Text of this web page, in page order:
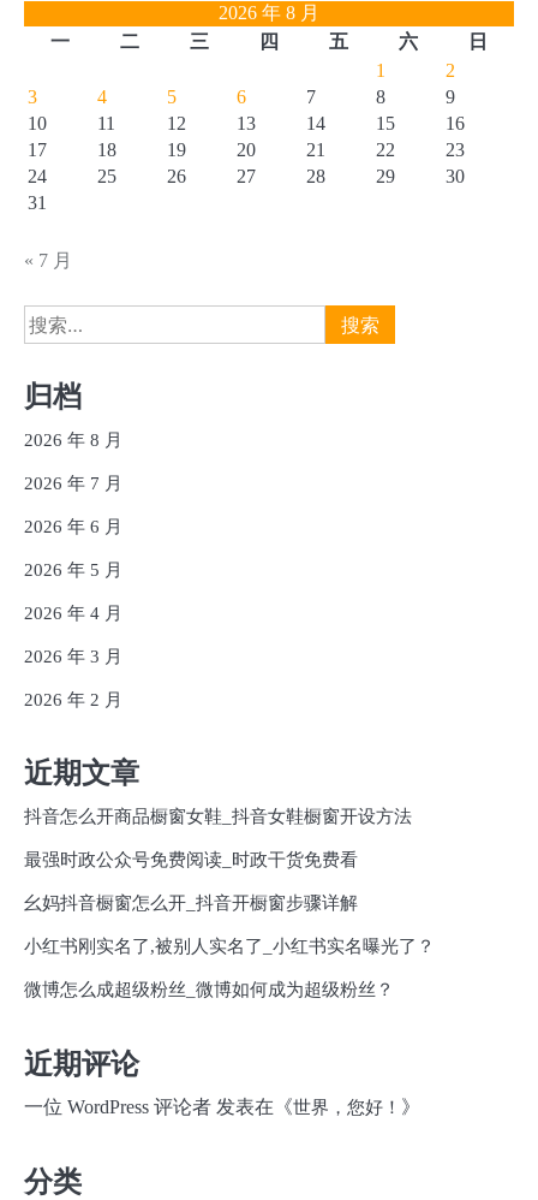
2026 年 8 月
一
二 三 四 五 六
日
1
2
3
4 5 6 7 8
9
10
11 12 13 14 15
16
17
18 19 20 21 22
23
24
25 26 27 28 29
30
31
« 7 月
搜
索：
归档
2026 年 8 月
2026 年 7 月
2026 年 6 月
2026 年 5 月
2026 年 4 月
2026 年 3 月
2026 年 2 月
近期文章
抖音怎么开商品橱窗女鞋_抖音女鞋橱窗开设方法
最强时政公众号免费阅读_时政干货免费看
幺妈抖音橱窗怎么开_抖音开橱窗步骤详解
小红书刚实名了,被别人实名了_小红书实名曝光了？
微博怎么成超级粉丝_微博如何成为超级粉丝？
近期评论
一位 WordPress 评论者 发表在《世界，您好！ 》
分类